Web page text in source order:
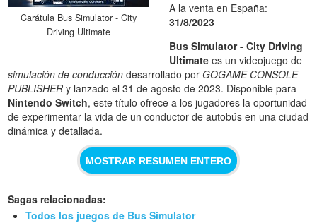
Carátula Bus Simulator - City
Driving Ultimate
A la venta en España:
31/8/2023
Bus Simulator - City Driving
Ultimate es un videojuego de
simulación de conducción desarrollado porGOGAME CONSOLE
PUBLISHER y lanzado el 31 de agosto de 2023. Disponible para
Nintendo Switch, este título ofrece a los jugadores la oportunidad
de experimentar la vida de un conductor de autobús en una ciudad
dinámica y detallada.
MOSTRAR RESUMEN ENTERO
Sagas relacionadas:
Todos los juegos de Bus Simulator